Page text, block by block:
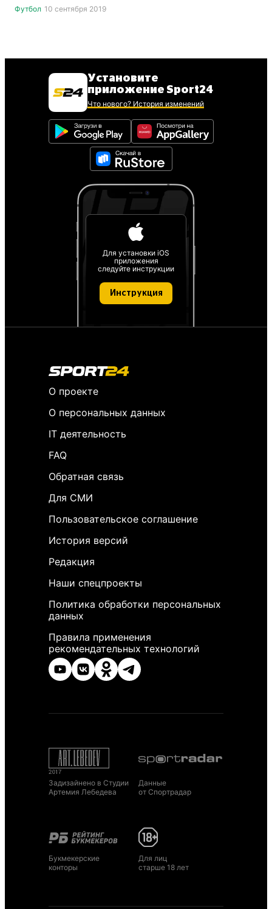
Футбол 10 сентября 2019
Установите
приложение Sport24
Что нового? История изменений
Для установки iOS
приложения
следуйте инструкции
Инструкция
О проекте
О персональных данных
IT деятельность
FAQ
Обратная связь
Для СМИ
Пользовательское соглашение
История версий
Редакция
Наши спецпроекты
Политика обработки персональных
данных
Правила применения
рекомендательных технологий
Задизайнено в Студии
Артемия Лебедева
Данные
от Спортрадар
Букмекерские
конторы
Для лиц
старше 18 лет